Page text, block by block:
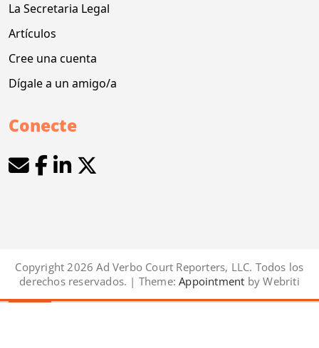
La Secretaria Legal
Artículos
Cree una cuenta
Dígale a un amigo/a
Conecte
Copyright 2026 Ad Verbo Court Reporters, LLC. Todos los
derechos reservados. | Theme: Appointment by Webriti